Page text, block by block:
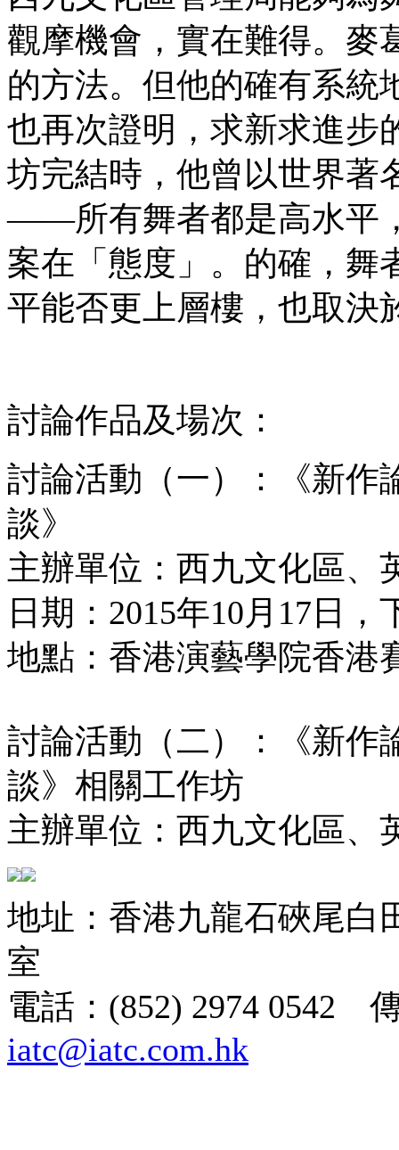
觀摩機會，實在難得。麥
的方法。但他的確有系統
也再次證明，求新求進步
坊完結時，他曾以世界著
——所有舞者都是高水平
案在「態度」。的確，舞
平能否更上層樓，也取決
討論作品及場次：
討論活動（一）：《新作
談》
主辦單位：西九文化區、
日期：2015年10月17日，
地點：香港演藝學院香港
討論活動（二）：《新作
談》相關工作坊
主辦單位：西九文化區、
地址：香港九龍石硤尾白
室
電話：(852) 2974 0542
iatc@iatc.com.hk